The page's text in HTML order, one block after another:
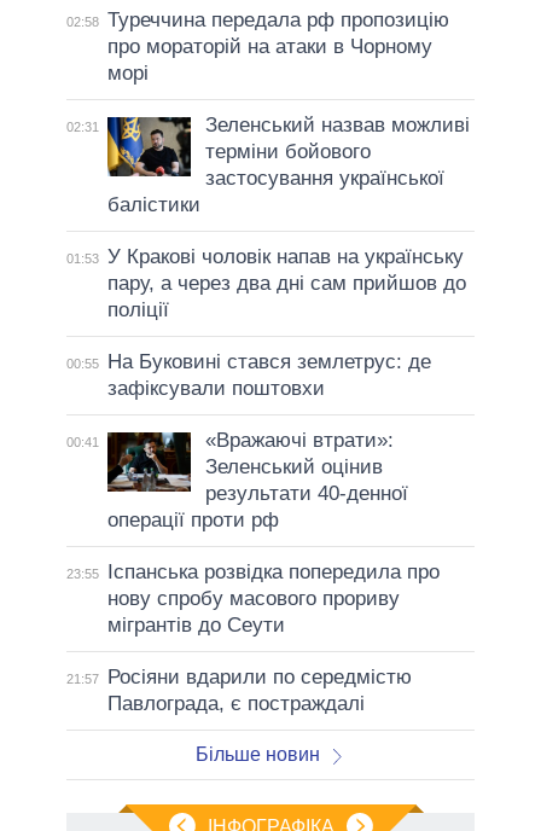
02:58 Туреччина передала рф пропозицію
про мораторій на атаки в Чорному
морі
02:31
Зеленський назвав можливі
терміни бойового
застосування української
балістики
01:53 У Кракові чоловік напав на українську
пару, а через два дні сам прийшов до
поліції
00:55
На Буковині стався землетрус: де
зафіксували поштовхи
00:41
«Вражаючі втрати»:
Зеленський оцінив
результати 40-денної
операції проти рф
23:55
Іспанська розвідка попередила про
нову спробу масового прориву
мігрантів до Сеути
21:57
Росіяни вдарили по середмістю
Павлограда, є постраждалі
Більше новин